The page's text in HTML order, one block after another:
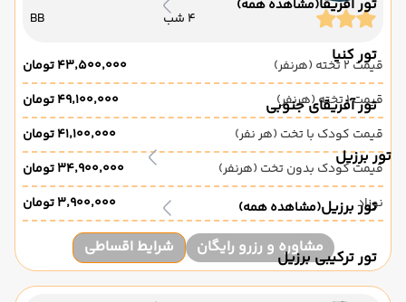
تور آفریقا(مشاهده همه)
تور کنیا
تور آفریقای جنوبی
تور برزیل
تور برزیل(مشاهده همه)
تور ترکیبی برزیل
4 شب BB
قیمت 2 تخته (هرنفر)
۴۳٬۵۰۰٬۰۰۰ تومان
قیمت 1 تخته (هرنفر)
۴۹٬۱۰۰٬۰۰۰ تومان
قیمت کودک با تخت (هر نفر)
۴۱٬۱۰۰٬۰۰۰ تومان
قیمت کودک بدون تخت (هرنفر)
۳۴٬۹۰۰٬۰۰۰ تومان
نوزاد
۳٬۹۰۰٬۰۰۰ تومان
مشاوره و رزرو رایگان شرایط اقساطی